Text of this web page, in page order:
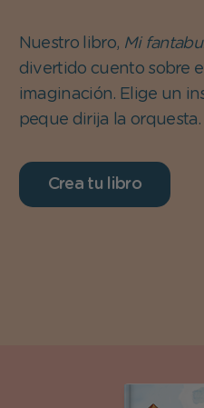
Nuestro libro, Mi
divertido cuento sobre
imaginación. Elige un
peque dirija la orquesta.
Crea tu libro